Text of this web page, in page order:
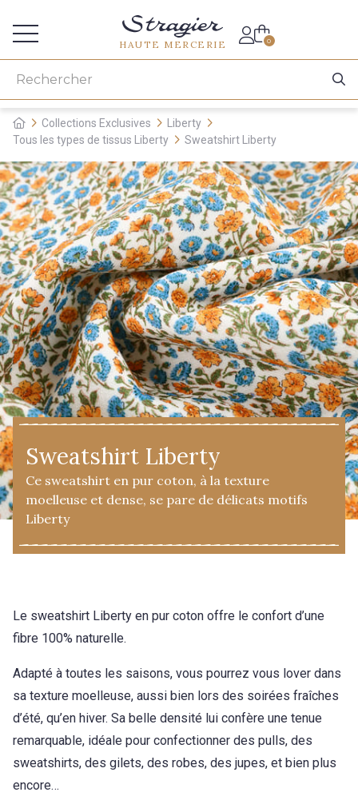
HAUTE MERCERIE 0
Collections Exclusives
Liberty
Tous les types de tissus Liberty
Sweatshirt Liberty
Sweatshirt Liberty
Ce sweatshirt en pur coton, à la texture
moelleuse et dense, se pare de délicats motifs
Liberty
Le sweatshirt Liberty en pur coton offre le confort d’une
fibre 100% naturelle.
Adapté à toutes les saisons, vous pourrez vous lover dans
sa texture moelleuse, aussi bien lors des soirées fraîches
d’été, qu’en hiver. Sa belle densité lui confère une tenue
remarquable, idéale pour confectionner des pulls, des
sweatshirts, des gilets, des robes, des jupes, et bien plus
encore…